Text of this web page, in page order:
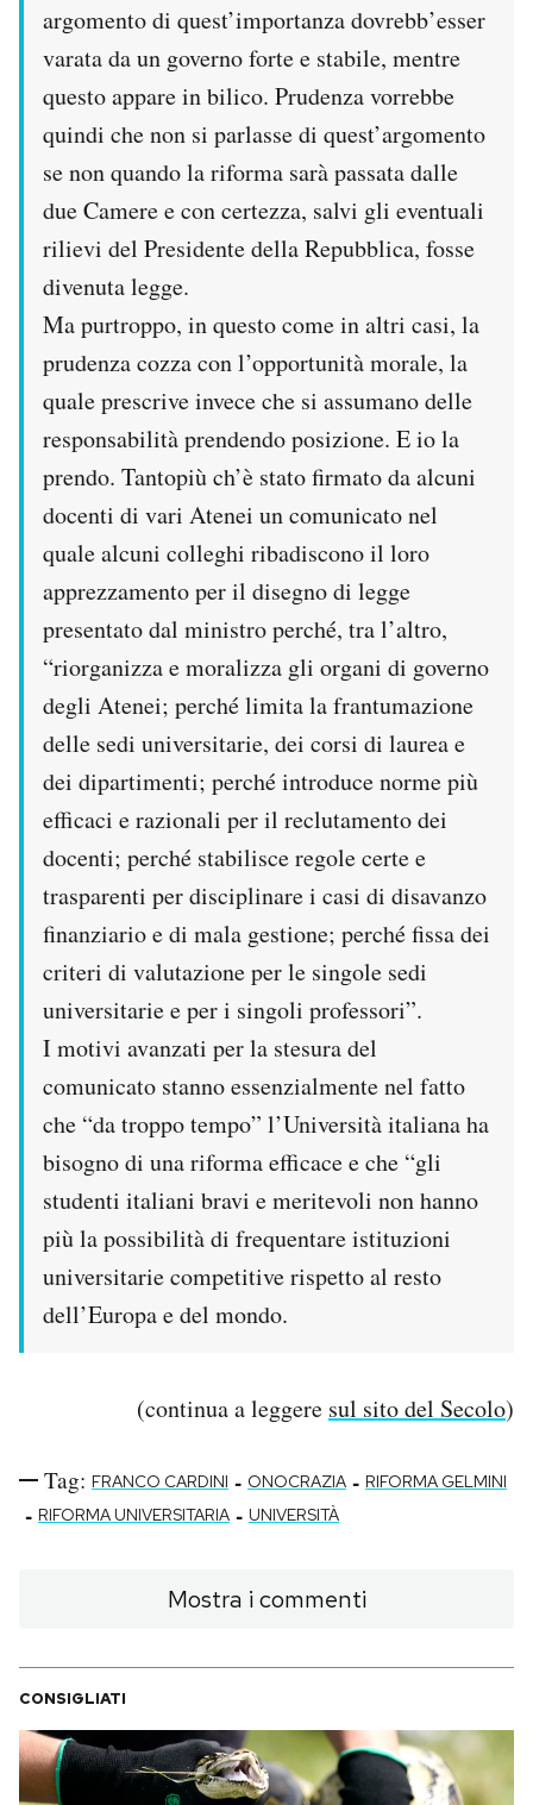
CALENDARIO
AREA PERSONALE
Area Personale
Notifiche mobile
Regala il Post
Hai bisogno di aiuto?
argomento di quest’importanza dovrebb’esser
varata da un governo forte e stabile, mentre
questo appare in bilico. Prudenza vorrebbe
quindi che non si parlasse di quest’argomento
se non quando la riforma sarà passata dalle
due Camere e con certezza, salvi gli eventuali
rilievi del Presidente della Repubblica, fosse
divenuta legge.
Ma purtroppo, in questo come in altri casi, la
prudenza cozza con l’opportunità morale, la
quale prescrive invece che si assumano delle
responsabilità prendendo posizione. E io la
prendo. Tantopiù ch’è stato firmato da alcuni
docenti di vari Atenei un comunicato nel
quale alcuni colleghi ribadiscono il loro
apprezzamento per il disegno di legge
presentato dal ministro perché, tra l’altro,
“riorganizza e moralizza gli organi di governo
degli Atenei; perché limita la frantumazione
delle sedi universitarie, dei corsi di laurea e
dei dipartimenti; perché introduce norme più
efficaci e razionali per il reclutamento dei
docenti; perché stabilisce regole certe e
trasparenti per disciplinare i casi di disavanzo
finanziario e di mala gestione; perché fissa dei
criteri di valutazione per le singole sedi
universitarie e per i singoli professori”.
I motivi avanzati per la stesura del
comunicato stanno essenzialmente nel fatto
che “da troppo tempo” l’Università italiana ha
bisogno di una riforma efficace e che “gli
studenti italiani bravi e meritevoli non hanno
più la possibilità di frequentare istituzioni
universitarie competitive rispetto al resto
dell’Europa e del mondo.
(continua a leggere sul sito del Secolo)
Tag: FRANCO CARDINI - ONOCRAZIA - RIFORMA GELMINI
- RIFORMA UNIVERSITARIA - UNIVERSITÀ
Mostra i commenti
CONSIGLIATI